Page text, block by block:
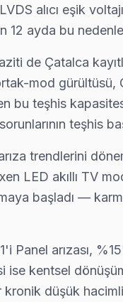
önce yazılım
en çok ne
alıcı eşik
ayda bu
de Çatalca
mod
bu teşhis
teşhis
trendlerini
LED akıllı TV
başladı —
Panel arızası,
ise kentsel
kronik düşük